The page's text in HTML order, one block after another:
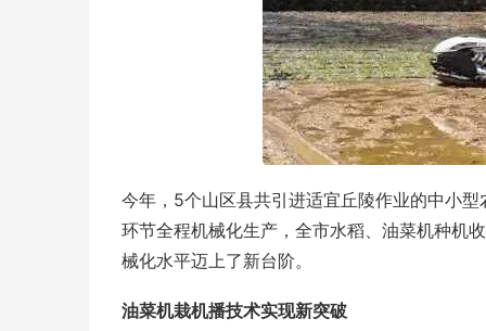
今年，5个山区县共引进适宜丘陵作业的中小
环节全程机械化生产，全市水稻、油菜机种机
械化水平迈上了新台阶。
油菜机栽机播技术实现新突破